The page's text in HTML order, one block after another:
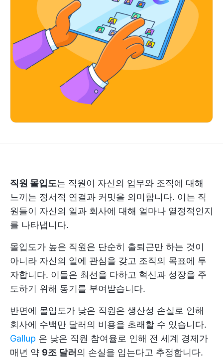
직원 몰입도는 직원이 자신의 업무와 조직에 대해
느끼는 정서적 연결과 커밋을 의미합니다. 이는 직
원들이 자신의 일과 회사에 대해 얼마나 열정적인지
를 나타냅니다.
몰입도가 높은 직원은 단순히 출퇴근만 하는 것이
아니라 자신의 일에 관심을 갖고 조직의 목표에 투
자합니다. 이들은 최선을 다하고 혁신과 성장을 주
도하기 위해 동기를 부여받습니다.
반면에 몰입도가 낮은 직원은 생산성 손실로 인해
회사에 수백만 달러의 비용을 초래할 수 있습니다.
Gallup 은 낮은 직원 참여율로 인해 전 세계 경제가
매년 약 9조 달러 의 손실을 입는다고 추정합니다.